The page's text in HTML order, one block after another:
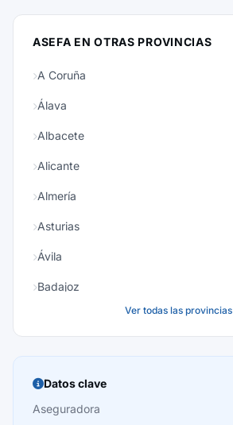
ASEFA EN OTRAS PROVINCIAS
A Coruña
Álava
Albacete
Alicante
Almería
Asturias
Ávila
Badajoz
Burgos
Cáceres
Ver todas las provincias
Datos clave
Aseguradora